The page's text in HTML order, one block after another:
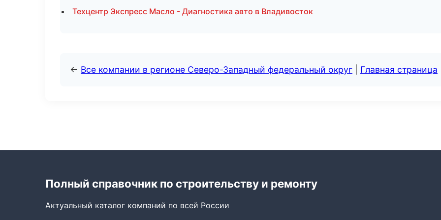
Техцентр Экспресс Масло - Диагностика авто в Владивосток
← Все компании в регионе Северо-Западный федеральный округ Главная страница
Полный справочник по строительству и ремонту
Актуальный каталог компаний по всей России